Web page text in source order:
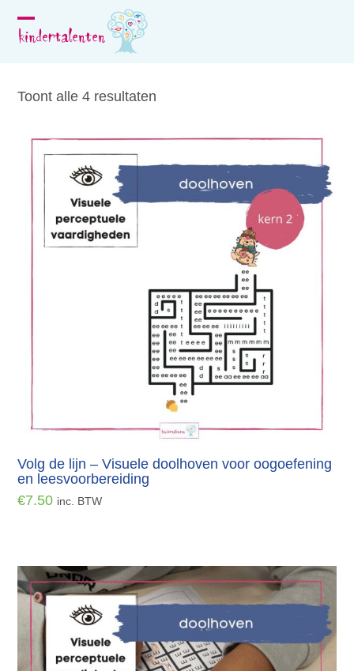
Open
menu
Close
menu
Toont alle 4 resultaten
Volg de lijn – Visuele doolhoven voor oogoefening
en leesvoorbereiding
€7.50 inc. BTW